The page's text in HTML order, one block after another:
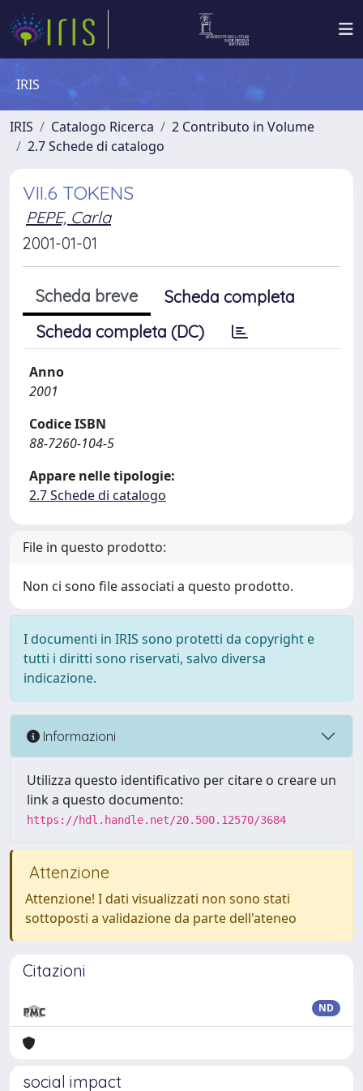
IRIS
IRIS Catalogo Ricerca
2 Contributo in Volume
2.7 Schede di catalogo
VII.6 TOKENS
PEPE, Carla
2001-01-01
Scheda breve
Scheda completa
Scheda completa (DC)
Anno
2001
Codice ISBN
88-7260-104-5
Appare nelle tipologie:
2.7 Schede di catalogo
File in questo prodotto:
Non ci sono file associati a questo prodotto.
I documenti in IRIS sono protetti da copyright e
tutti i diritti sono riservati, salvo diversa
indicazione.
Informazioni
Utilizza questo identificativo per citare o creare un
link a questo documento:
https://hdl.handle.net/20.500.12570/3684
Attenzione
Attenzione! I dati visualizzati non sono stati
sottoposti a validazione da parte dell'ateneo
Citazioni
ND
social impact